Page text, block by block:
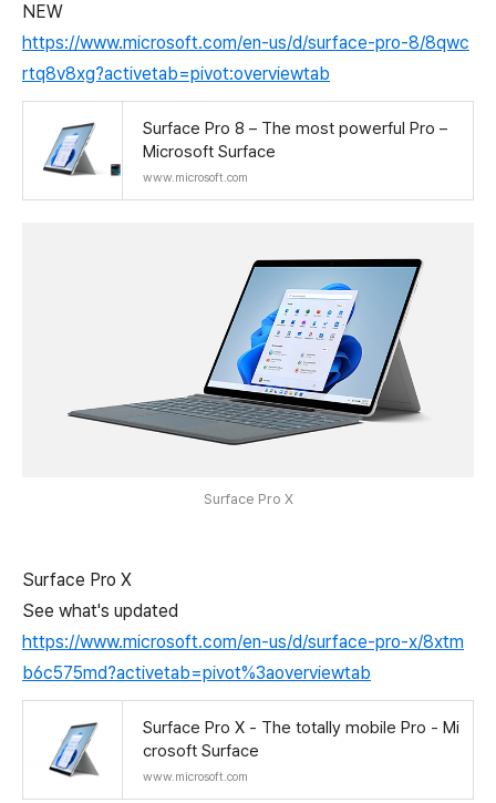
NEW
https://www.microsoft.com/en-us/d/surface-pro-8/8qwc
rtq8v8xg?activetab=pivot:overviewtab
Surface Pro 8 – The most powerful Pro –
Microsoft Surface
www.microsoft.com
Surface Pro X
Surface Pro X
See what's updated
https://www.microsoft.com/en-us/d/surface-pro-x/8xtm
b6c575md?activetab=pivot%3aoverviewtab
Surface Pro X - The totally mobile Pro - Mi
crosoft Surface
www.microsoft.com